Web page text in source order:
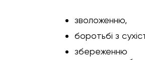
зволоженню,
боротьбі з
збереженню